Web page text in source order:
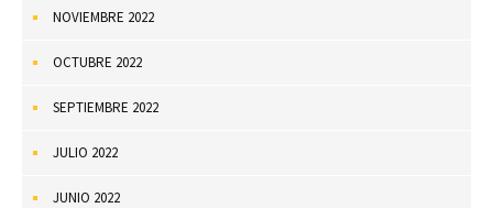
NOVIEMBRE 2022
OCTUBRE 2022
SEPTIEMBRE 2022
JULIO 2022
JUNIO 2022